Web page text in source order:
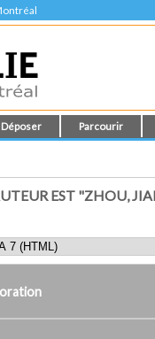
Déposer Parcourir
EST "ZHOU,